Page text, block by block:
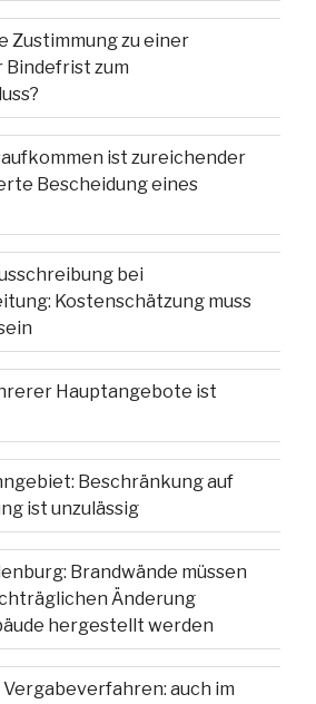
Zustimmung zu einer
Bindefrist zum
ist zureichender
Bescheidung eines
bei
Kostenschätzung muss
Hauptangebote ist
Beschränkung auf
ist unzulässig
Brandwände müssen
Änderung
hergestellt werden
auch im